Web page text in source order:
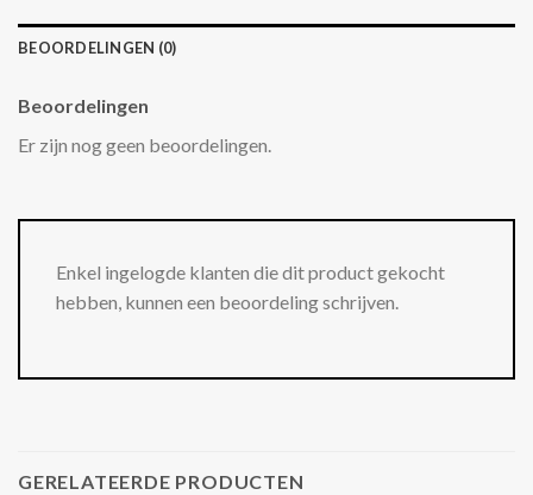
BEOORDELINGEN (0)
Beoordelingen
Er zijn nog geen beoordelingen.
Enkel ingelogde klanten die dit product gekocht
hebben, kunnen een beoordeling schrijven.
GERELATEERDE PRODUCTEN